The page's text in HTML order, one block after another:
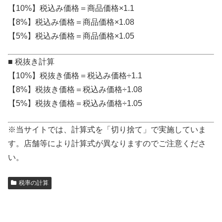
【10%】税込み価格＝商品価格×1.1
【8%】税込み価格＝商品価格×1.08
【5%】税込み価格＝商品価格×1.05
■ 税抜き計算
【10%】税抜き価格＝税込み価格÷1.1
【8%】税抜き価格＝税込み価格÷1.08
【5%】税抜き価格＝税込み価格÷1.05
※当サイトでは、計算式を「切り捨て」で実施していま
す。店舗等により計算式が異なりますのでご注意くださ
い。
税率の計算